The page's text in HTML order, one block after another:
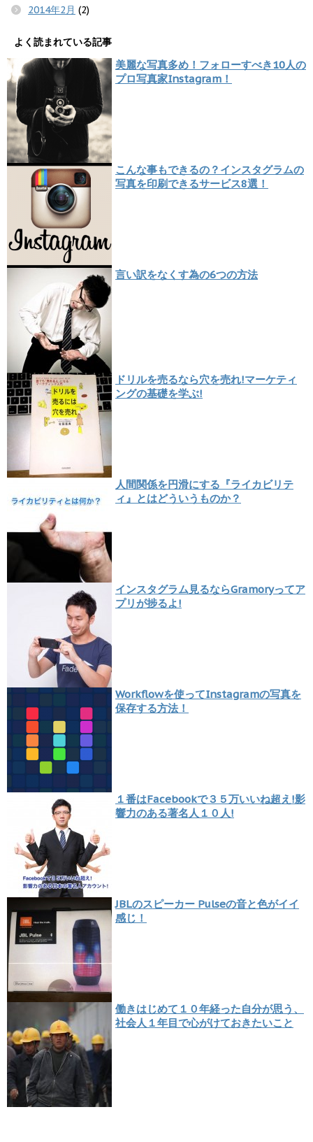
2014年2月 (2)
よく読まれている記事
美麗な写真多め！フォローすべき10人の
プロ写真家Instagram！
こんな事もできるの？インスタグラムの
写真を印刷できるサービス8選！
言い訳をなくす為の6つの方法
ドリルを売るなら穴を売れ!マーケティ
ングの基礎を学ぶ!
人間関係を円滑にする『ライカビリテ
ィ』とはどういうものか？
インスタグラム見るならGramoryってア
プリが捗るよ!
Workflowを使ってInstagramの写真を
保存する方法！
１番はFacebookで３５万いいね超え!影
響力のある著名人１０人!
JBLのスピーカー Pulseの音と色がイイ
感じ！
働きはじめて１０年経った自分が思う、
社会人１年目で心がけておきたいこと